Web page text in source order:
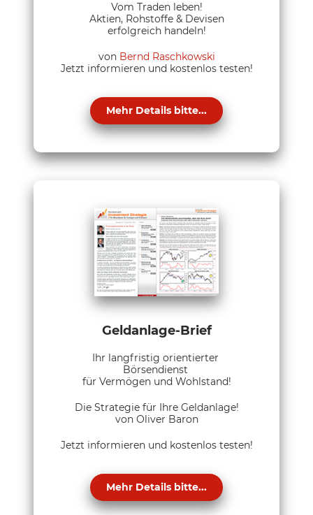
Vom Traden leben!
Aktien, Rohstoffe & Devisen
erfolgreich handeln!
von Bernd Raschkowski
Jetzt informieren und kostenlos testen!
Mehr Details bitte...
Geldanlage-Brief
Ihr langfristig orientierter
Börsendienst
für Vermögen und Wohlstand!
Die Strategie für Ihre Geldanlage!
von Oliver Baron
Jetzt informieren und kostenlos testen!
Mehr Details bitte...